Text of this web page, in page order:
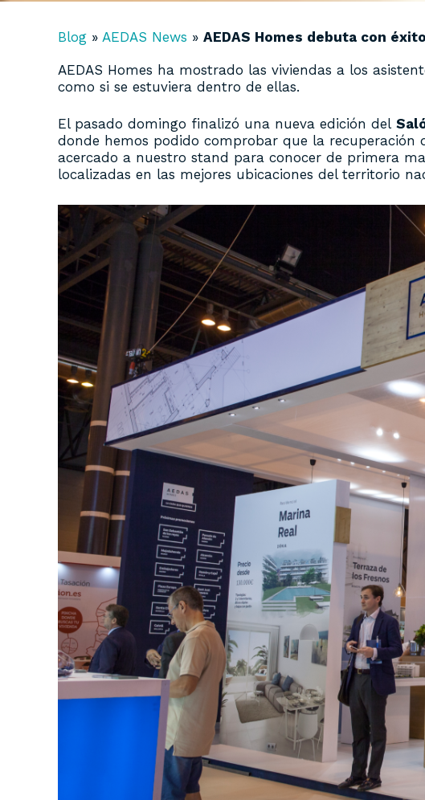
Blog » AEDAS News » AEDAS Homes debuta con
AEDAS Homes ha mostrado las viviendas a los
como si se estuviera dentro de ellas.
El pasado domingo finalizó una nueva edición del
donde hemos podido comprobar que la recuperación
acercado a nuestro stand para conocer de primera
localizadas en las mejores ubicaciones del territorio